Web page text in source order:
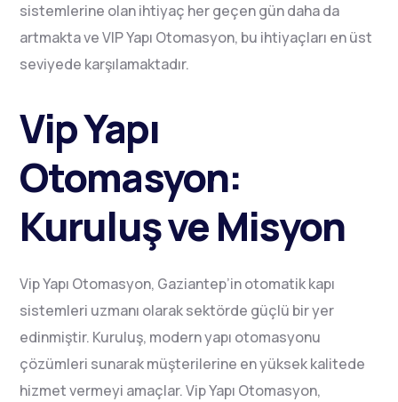
sistemlerine olan ihtiyaç her geçen gün daha da
artmakta ve VIP Yapı Otomasyon, bu ihtiyaçları en üst
seviyede karşılamaktadır.
Vip Yapı
Otomasyon:
Kuruluş ve Misyon
Vip Yapı Otomasyon, Gaziantep’in otomatik kapı
sistemleri uzmanı olarak sektörde güçlü bir yer
edinmiştir. Kuruluş, modern yapı otomasyonu
çözümleri sunarak müşterilerine en yüksek kalitede
hizmet vermeyi amaçlar. Vip Yapı Otomasyon,